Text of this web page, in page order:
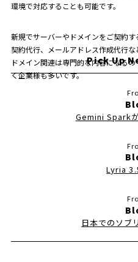
環境で対応することも可能です。
新規でサーバーやドメインをご契約
契約代行、メールアドレス作成代行
ドメイン関連は専門的な内容になる
く企業様も多いです。
Pick Up
Gemini Spark
Lyria
日本でのソブ